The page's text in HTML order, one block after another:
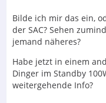
Bilde ich mir das ein,
der SAC? Sehen
jemand näheres?
Habe jetzt in einem
Dinger im Standby
weitergehende Info?